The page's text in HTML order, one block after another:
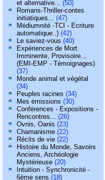
et alternative... (50)
Romans-Thriller-contes
initiatiques... (47)
Médiumnité -TCI - Ecriture
automatique..) (42)
Le saviez-vous (40)
Expériences de Mort
Imminente, Provisoire...
(EMI-EMP - Témoignages)
(37)
Monde animal et végétal
(34)
Peuples racines (34)
Mes émissions (30)
Conférences - Expositions -
Rencontres... (26)
Ovnis, Oanis (23)
Chamanisme (22)
Récits de vie (22)
Histoire du Monde, Savoirs
Anciens, Archéologie
Mystérieuse (20)
Intuition - Synchronicité -
6ème sens (18)